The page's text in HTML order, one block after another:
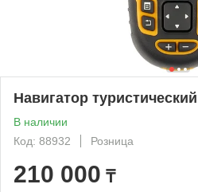
Навигатор
В наличии
Код: 88932
Розница
210 000 ₸